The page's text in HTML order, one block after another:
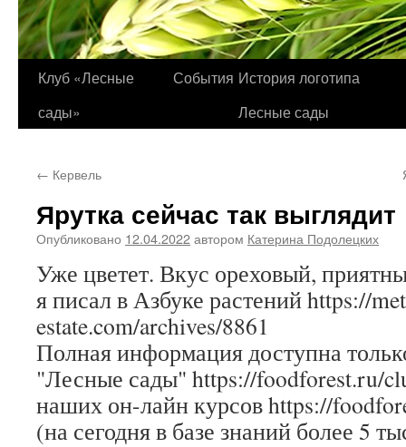
Клуб «Лесные
сады»
События История логотипа
Лесные сады
← Кервель
Ярутка сейчас так выглядит
Опубликовано 12.04.2022автором Катерина Подолецких
Уже цветет. Вкус ореховый,
я писал в Азбуке растений https://
estate.com/archives/8861
Полная информация доступна
"Лесные сады" https://foodforest.ru/
наших он-лайн курсов https://
(на сегодня в базе знаний более 5